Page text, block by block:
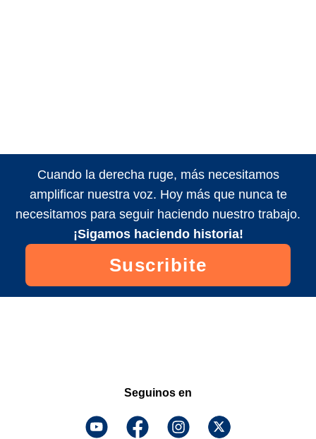
Cuando la derecha ruge, más necesitamos
amplificar nuestra voz. Hoy más que nunca te
necesitamos para seguir haciendo nuestro trabajo.
¡Sigamos haciendo historia!
Suscribite
Seguinos en